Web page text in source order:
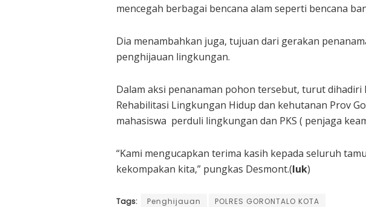
mencegah berbagai bencana alam seperti bencana
Dia menambahkan juga, tujuan dari gerakan
penghijauan lingkungan.
Dalam aksi penanaman pohon tersebut, turut
Rehabilitasi Lingkungan Hidup dan kehutanan Prov
mahasiswa perduli lingkungan dan PKS ( penjaga
“Kami mengucapkan terima kasih kepada seluruh
kekompakan kita,” pungkas Desmont.(luk)
Tags: Penghijauan POLRES GORONTALO KOTA